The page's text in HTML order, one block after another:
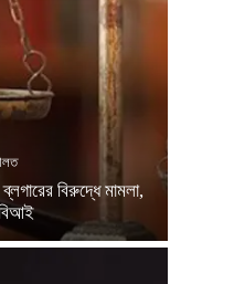
বিরুদ্ধে মামলা,